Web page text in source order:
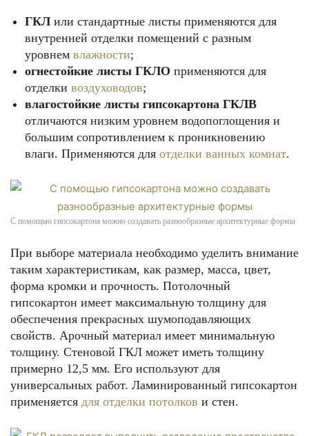
ГКЛ или стандартные листы применяются для
внутренней отделки помещений с разным
уровнем влажности;
огнестойкие листы ГКЛО применяются для
отделки воздуховодов;
влагостойкие листы гипсокартона ГКЛВ
отличаются низким уровнем водопоглощения и
большим сопротивлением к проникновению
влаги. Применяются для отделки ванных комнат.
С помощью гипсокартона можно создавать разнообразные архитектурные формы
При выборе материала необходимо уделить внимание
таким характеристикам, как размер, масса, цвет,
форма кромки и прочность. Потолочный
гипсокартон имеет максимальную толщину для
обеспечения прекрасных шумоподавляющих
свойств. Арочный материал имеет минимальную
толщину. Стеновой ГКЛ может иметь толщину
примерно 12,5 мм. Его используют для
универсальных работ. Ламинированный гипсокартон
применяется для отделки потолков и стен.